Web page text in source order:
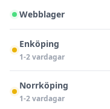
Webblager
Enköping
1-2 vardagar
Norrköping
1-2 vardagar